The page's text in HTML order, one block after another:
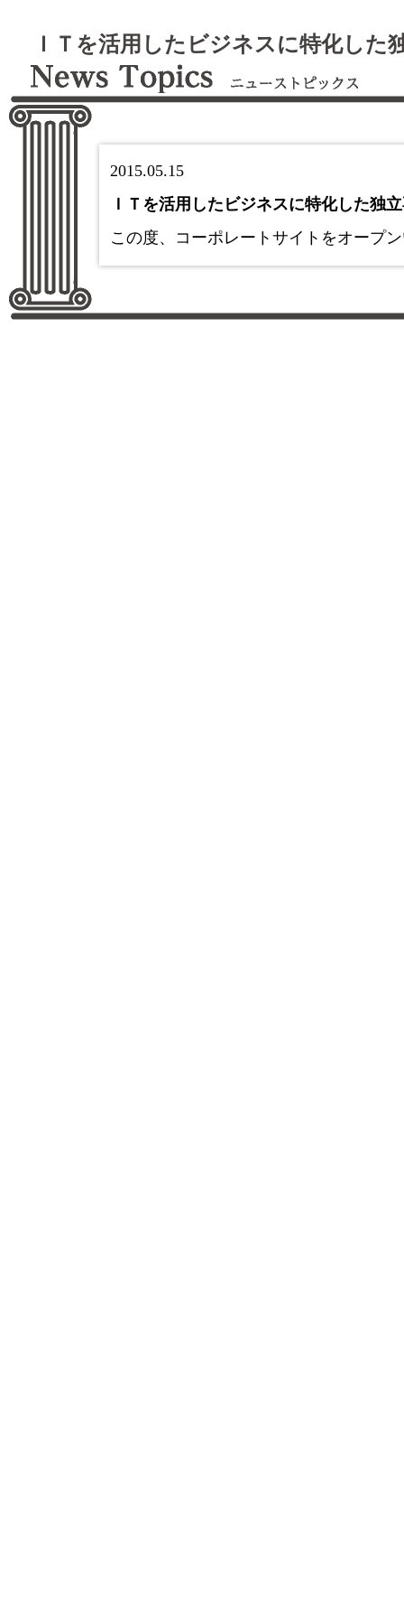
ＩＴを活用したビジネスに特化した
2015.05.15
ＩＴを活用したビジネスに特化した独
この度、コーポレートサイトをオープ